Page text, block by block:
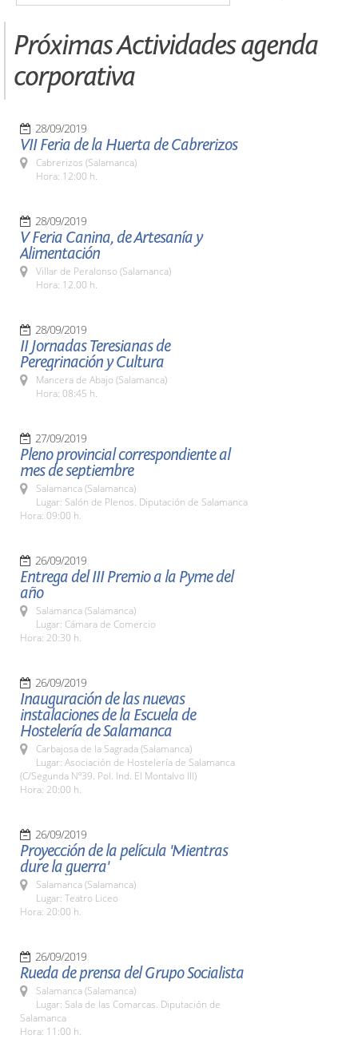
Próximas Actividades agenda
corporativa
28/09/2019
VII Feria de la Huerta de Cabrerizos
Cabrerizos (Salamanca)
Hora: 12:00 h.
28/09/2019
V Feria Canina, de Artesanía y
Alimentación
Villar de Peralonso (Salamanca)
Hora: 12.00 h.
28/09/2019
II Jornadas Teresianas de
Peregrinación y Cultura
Mancera de Abajo (Salamanca)
Hora: 08:45 h.
27/09/2019
Pleno provincial correspondiente al
mes de septiembre
Salamanca (Salamanca)
Lugar: Salón de Plenos. Diputación de Salamanca
Hora: 09:00 h.
26/09/2019
Entrega del III Premio a la Pyme del
año
Salamanca (Salamanca)
Lugar: Cámara de Comercio
Hora: 20:30 h.
26/09/2019
Inauguración de las nuevas
instalaciones de la Escuela de
Hostelería de Salamanca
Carbajosa de la Sagrada (Salamanca)
Lugar: Asociación de Hostelería de Salamanca
(C/Segunda Nº39. Pol. Ind. El Montalvo III)
Hora: 20:00 h.
26/09/2019
Proyección de la película 'Mientras
dure la guerra'
Salamanca (Salamanca)
Lugar: Teatro Liceo
Hora: 20:00 h.
26/09/2019
Rueda de prensa del Grupo Socialista
Salamanca (Salamanca)
Lugar: Sala de las Comarcas. Diputación de
Salamanca
Hora: 11:00 h.